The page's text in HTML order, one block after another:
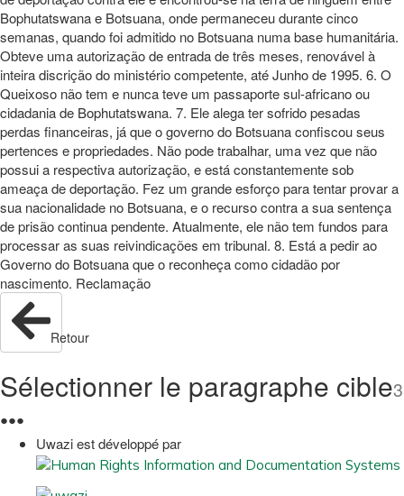
Bophutatswana e Botsuana, onde permaneceu durante cinco
semanas, quando foi admitido no Botsuana numa base humanitária.
Obteve uma autorização de entrada de três meses, renovável à
inteira discrição do ministério competente, até Junho de 1995. 6. O
Queixoso não tem e nunca teve um passaporte sul-africano ou
cidadania de Bophutatswana. 7. Ele alega ter sofrido pesadas
perdas financeiras, já que o governo do Botsuana confiscou seus
pertences e propriedades. Não pode trabalhar, uma vez que não
possui a respectiva autorização, e está constantemente sob
ameaça de deportação. Fez um grande esforço para tentar provar a
sua nacionalidade no Botsuana, e o recurso contra a sua sentença
de prisão continua pendente. Atualmente, ele não tem fundos para
processar as suas reivindicações em tribunal. 8. Está a pedir ao
Governo do Botsuana que o reconheça como cidadão por
nascimento. Reclamação
Retour
Sélectionner le paragraphe cible3
●●●
Uwazi est développé par